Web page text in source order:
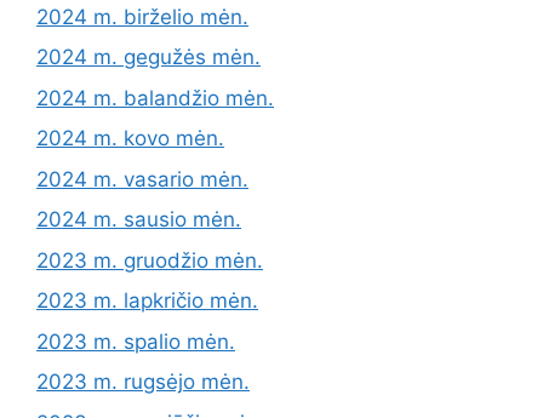
2024 m. birželio mėn.
2024 m. gegužės mėn.
2024 m. balandžio mėn.
2024 m. kovo mėn.
2024 m. vasario mėn.
2024 m. sausio mėn.
2023 m. gruodžio mėn.
2023 m. lapkričio mėn.
2023 m. spalio mėn.
2023 m. rugsėjo mėn.